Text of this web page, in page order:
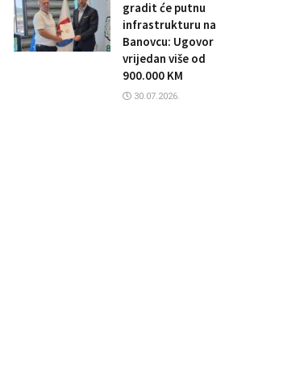
gradit će putnu
infrastrukturu na
Banovcu: Ugovor
vrijedan više od
900.000 KM
30.07.2026.